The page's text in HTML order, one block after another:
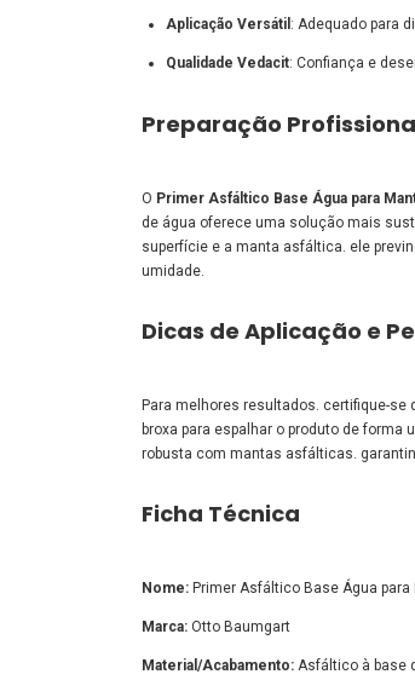
Aplicação Versátil : Adequado para
Qualidade Vedacit: Confiança e
Preparação
O Primer Asfáltico Base Água para
de água oferece uma solução mais
superfície e a manta asfáltica. ele
umidade.
Dicas de Aplicação e
Para melhores resultados. certifique-se
broxa para espalhar o produto de
robusta com mantas asfálticas.
Ficha Técnica
Nome: Primer Asfáltico Base Água
Marca: Otto Baumgart
Material/Acabamento: Asfáltico à base